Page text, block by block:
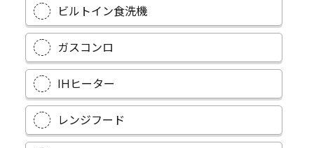
ビルトイン食洗機
ガスコンロ
IHヒーター
レンジフード